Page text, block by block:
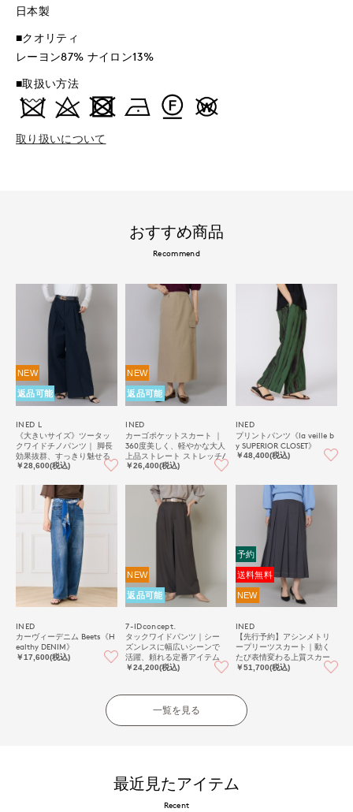
日本製
■クオリティ
レーヨン87% ナイロン13%
■取扱い方法
取り扱いについて
おすすめ商品
Recommend
NEW
返品可能
INED L
《大きいサイズ》ツータッ
クワイドチノパンツ｜ 脚長
効果抜群、すっきり魅せる
洗練ワイドチノ ストレッチ/
￥28,600(税込)
NEW
返品可能
INED
カーゴポケットスカート ｜
360度美しく、軽やかな大人
上品ストレート ストレッチ/
軽量/手洗い可/カーゴポケッ
￥26,400(税込)
INED
プリントパンツ《la veille b
y SUPERIOR CLOSET》
￥48,400(税込)
INED
カーヴィーデニム Beets《H
ealthy DENIM》
￥17,600(税込)
NEW
返品可能
7-IDconcept.
タックワイドパンツ｜シー
ズンレスに幅広いシーンで
活躍、頼れる定番アイテム
￥24,200(税込)
予約
送料無料
NEW
INED
【先行予約】アシンメトリ
ープリーツスカート｜動く
たび表情変わる上質スカー
ト《la veille by SUPERIOR C
￥51,700(税込)
一覧を見る
最近見たアイテム
Recent